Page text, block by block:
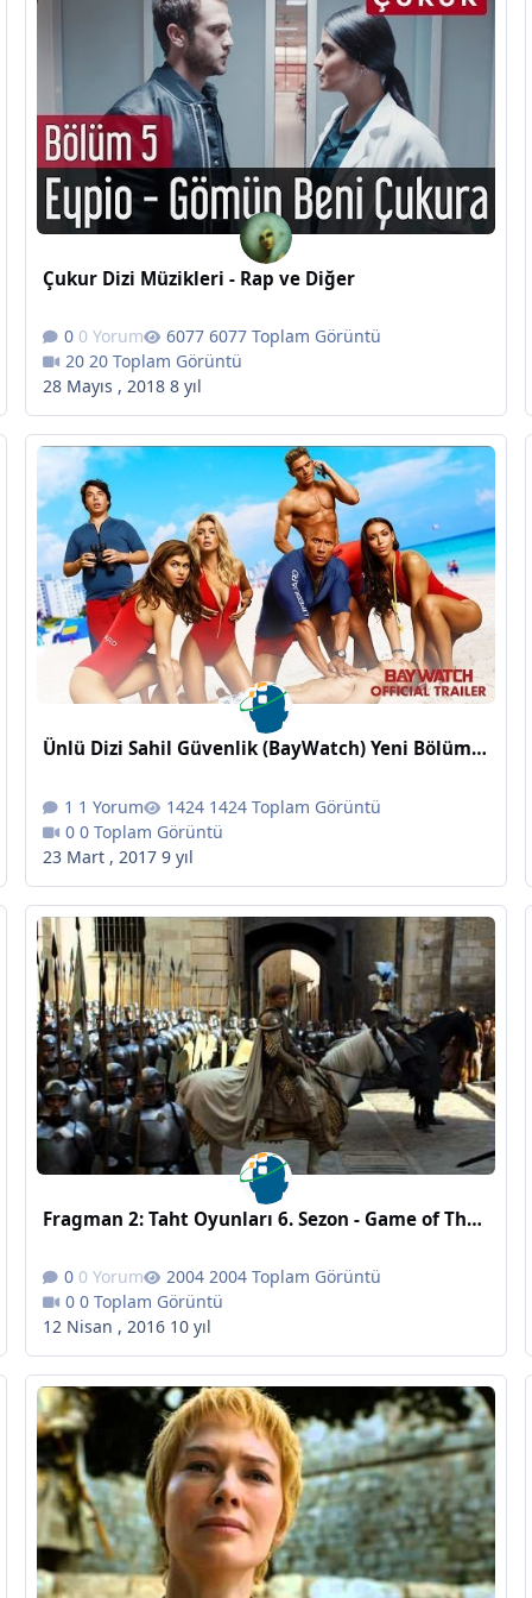
Çukur Dizi Müzikleri - Rap ve Diğer
0 Yorum
6077 Toplam Görüntü
20 Toplam Görüntü
28 Mayıs , 2018 8 yıl
Ünlü Dizi Sahil Güvenlik (BayWatch) Yeni Bölümleriyle Karşınızda
1 Yorum
1424 Toplam Görüntü
0 Toplam Görüntü
23 Mart , 2017 9 yıl
Fragman 2: Taht Oyunları 6. Sezon - Game of Thrones Season 6: Trailer #2
0 Yorum
2004 Toplam Görüntü
0 Toplam Görüntü
12 Nisan , 2016 10 yıl